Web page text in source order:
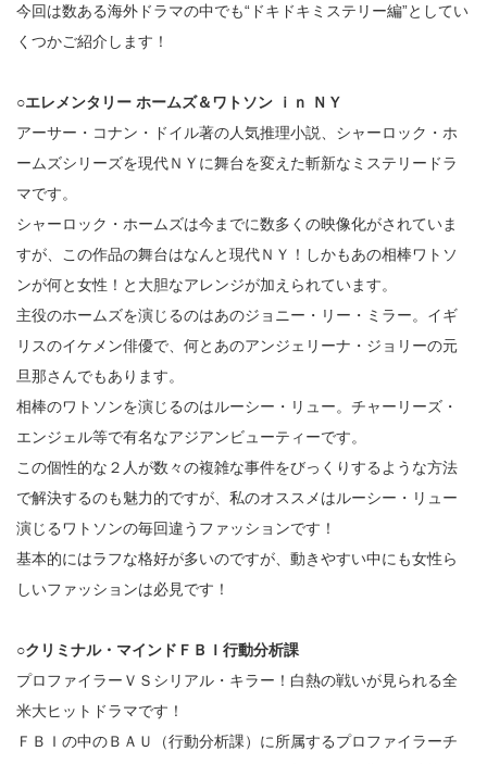
今回は数ある海外ドラマの中でも“ドキドキミステリー編”としてい
くつかご紹介します！
○エレメンタリー ホームズ＆ワトソン ｉｎ ＮＹ
アーサー・コナン・ドイル著の人気推理小説、シャーロック・ホ
ームズシリーズを現代ＮＹに舞台を変えた斬新なミステリードラ
マです。
シャーロック・ホームズは今までに数多くの映像化がされていま
すが、この作品の舞台はなんと現代ＮＹ！しかもあの相棒ワトソ
ンが何と女性！と大胆なアレンジが加えられています。
主役のホームズを演じるのはあのジョニー・リー・ミラー。イギ
リスのイケメン俳優で、何とあのアンジェリーナ・ジョリーの元
旦那さんでもあります。
相棒のワトソンを演じるのはルーシー・リュー。チャーリーズ・
エンジェル等で有名なアジアンビューティーです。
この個性的な２人が数々の複雑な事件をびっくりするような方法
で解決するのも魅力的ですが、私のオススメはルーシー・リュー
演じるワトソンの毎回違うファッションです！
基本的にはラフな格好が多いのですが、動きやすい中にも女性ら
しいファッションは必見です！
○クリミナル・マインドＦＢＩ行動分析課
プロファイラーＶＳシリアル・キラー！白熱の戦いが見られる全
米大ヒットドラマです！
ＦＢＩの中のＢＡＵ（行動分析課）に所属するプロファイラーチ